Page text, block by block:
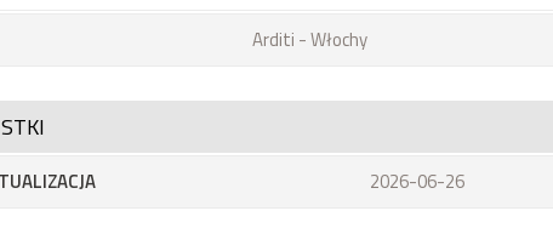
Arditi - Włochy
2026-06-26